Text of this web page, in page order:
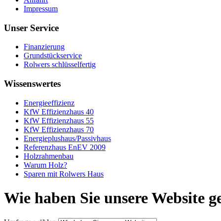
Impressum
Unser Service
Finanzierung
Grundstückservice
Rolwers schlüsselfertig
Wissenswertes
Energieeffizienz
KfW Effizienzhaus 40
KfW Effizienzhaus 55
KfW Effizienzhaus 70
Energieplushaus/Passivhaus
Referenzhaus EnEV 2009
Holzrahmenbau
Warum Holz?
Sparen mit Rolwers Haus
Wie haben Sie unsere Website